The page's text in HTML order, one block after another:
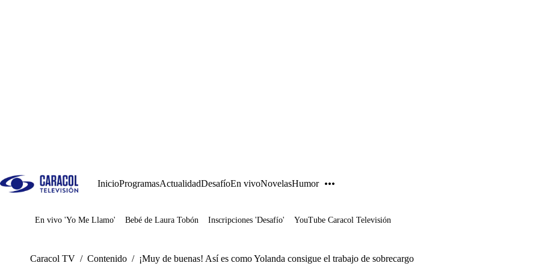
InicioProgramasActualidadDesafíoEn vivoNovelasHumor
Juegos
En vivo 'Yo Me Llamo' Bebé de Laura Tobón Inscripciones 'Desafío' YouTube Caracol Televisión
Caracol TV / Contenido / ¡Muy de buenas! Así es como Yolanda consigue el trabajo de sobrecargo